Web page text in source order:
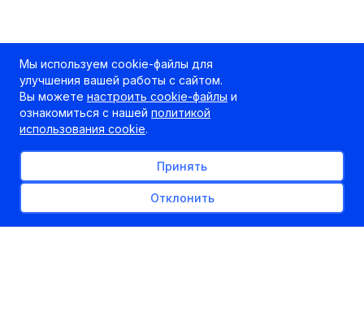
Мы используем cookie-файлы для
улучшения вашей работы с сайтом.
Вы можете настроить cookie-файлы и
ознакомиться с нашей политикой
использования cookie.
Принять
Отклонить